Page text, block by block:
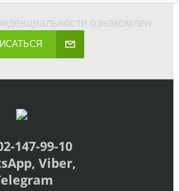
ознакомлен.
147-99-10
Viber,